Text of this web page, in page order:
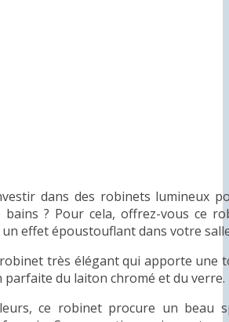
dans des robinets lumineux
bains ? Pour cela, offrez-vous ce
effet époustouflant dans votre
robinet très élégant qui apporte une
parfaite du laiton chromé et du verre.
ce robinet procure un beau